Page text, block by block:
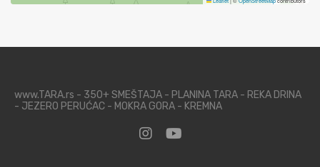
www.TARA.rs - 350+ SMEŠTAJA - PLANINA TARA - REKA DRINA
- JEZERO PERUĆAC - MOKRA GORA - KREMNA